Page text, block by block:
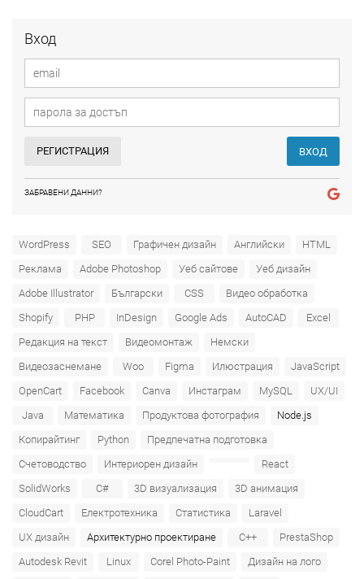
Вход
РЕГИСТРАЦИЯ ВХОД
ЗАБРАВЕНИ ДАННИ?
WordPress SEO Графичен дизайн Английски
HTML
Реклама
Adobe Photoshop Уеб сайтове
Уеб дизайн
Adobe Illustrator
Български CSS
Видео обработка
Shopify
PHP InDesign Google Ads AutoCAD
Excel
Редакция на текст
Видеомонтаж
Немски
Видеозаснемане
Woo Figma Илюстрация
JavaScript
OpenCart
Facebook Canva Инстаграм MySQL
UX/UI
Java
Математика Продуктова фотография
Node.js
Копирайтинг
Python
Предпечатна подготовка
Счетоводство
Интериорен дизайн
React
SolidWorks
C# 3D визуализация
3D анимация
CloudCart
Електротехника Статистика
Laravel
UX дизайн
Архитектурно проектиране C++
PrestaShop
Autodesk Revit
Linux Corel Photo-Paint
Дизайн на лого